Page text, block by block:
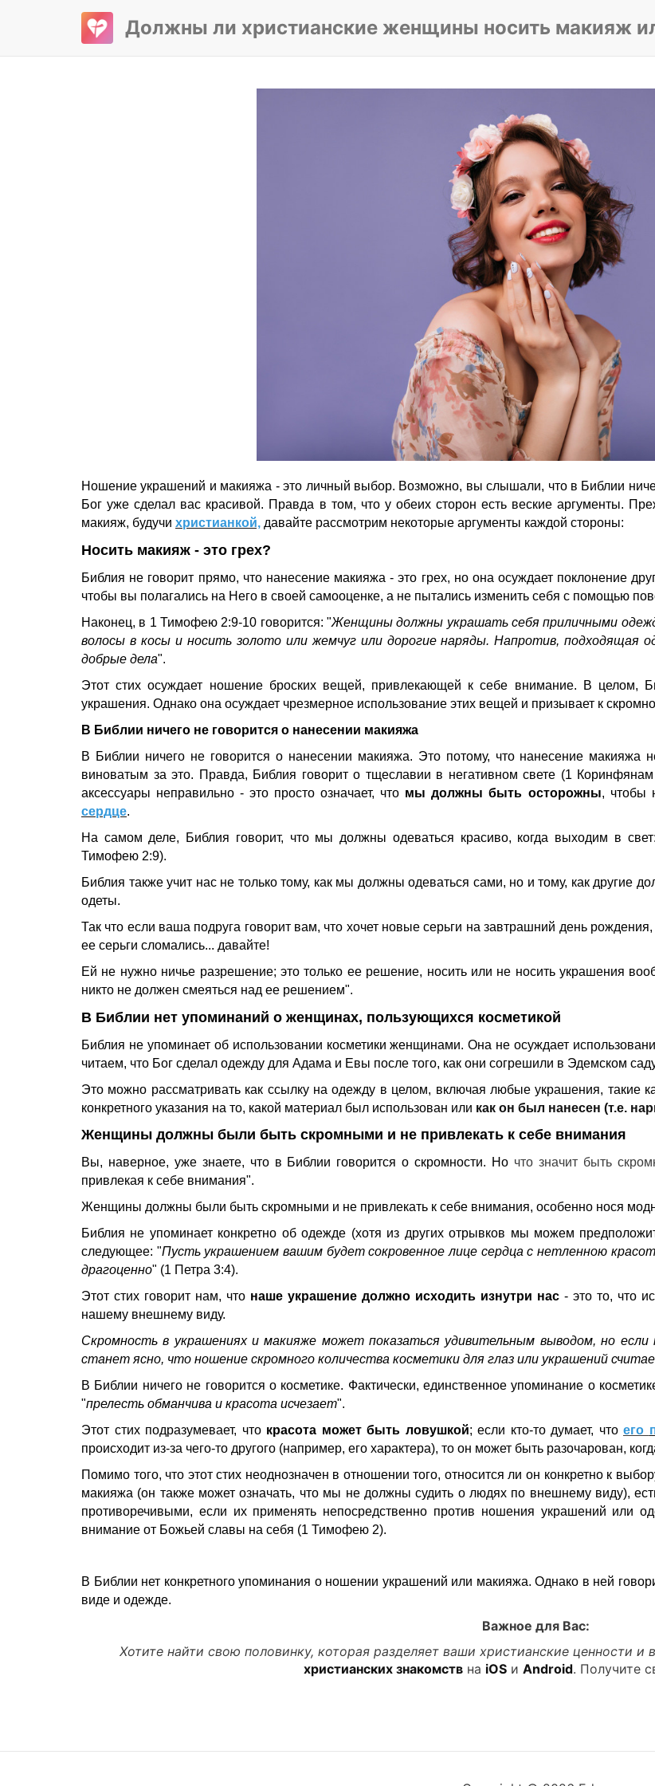
Должны ли христианские женщины носить макияж
Ношение украшений и макияжа - это личный выбор. Возможно, вы слышали, что в Библии
Бог уже сделал вас красивой. Правда в том, что у обеих сторон есть веские аргументы.
макияж, будучи христианкой, давайте рассмотрим некоторые аргументы каждой стороны:
Носить макияж - это грех?
Библия не говорит прямо, что нанесение макияжа - это грех, но она осуждает поклонение
чтобы вы полагались на Него в своей самооценке, а не пытались изменить себя с помощью
Наконец, в 1 Тимофею 2:9-10 говорится: "Женщины должны украшать себя приличными
волосы в косы и носить золото или жемчуг или дорогие наряды. Напротив, подходящая
добрые дела".
Этот стих осуждает ношение броских вещей, привлекающей к себе внимание. В целом,
украшения. Однако она осуждает чрезмерное использование этих вещей и призывает к
В Библии ничего не говорится о нанесении макияжа
В Библии ничего не говорится о нанесении макияжа. Это потому, что нанесение макияжа
виноватым за это. Правда, Библия говорит о тщеславии в негативном свете (1
аксессуары неправильно - это просто означает, что мы должны быть осторожны, чтобы
сердце.
На самом деле, Библия говорит, что мы должны одеваться красиво, когда выходим в
Тимофею 2:9).
Библия также учит нас не только тому, как мы должны одеваться сами, но и тому, как другие
одеты.
Так что если ваша подруга говорит вам, что хочет новые серьги на завтрашний день
ее серьги сломались... давайте!
Ей не нужно ничье разрешение; это только ее решение, носить или не носить украшения
никто не должен смеяться над ее решением".
В Библии нет упоминаний о женщинах, пользующихся косметикой
Библия не упоминает об использовании косметики женщинами. Она не осуждает
читаем, что Бог сделал одежду для Адама и Евы после того, как они согрешили в Эдемском
Это можно рассматривать как ссылку на одежду в целом, включая любые украшения, такие
конкретного указания на то, какой материал был использован или как он был нанесен (т.е.
Женщины должны были быть скромными и не привлекать к себе внимания
Вы, наверное, уже знаете, что в Библии говорится о скромности. Но что значит быть
привлекая к себе внимания".
Женщины должны были быть скромными и не привлекать к себе внимания, особенно нося
Библия не упоминает конкретно об одежде (хотя из других отрывков мы можем
следующее: "Пусть украшением вашим будет сокровенное лице сердца с нетленною
драгоценно" (1 Петра 3:4).
Этот стих говорит нам, что наше украшение должно исходить изнутри нас - это то, что
нашему внешнему виду.
Скромность в украшениях и макияже может показаться удивительным выводом, но
станет ясно, что ношение скромного количества косметики для глаз или украшений
В Библии ничего не говорится о косметике. Фактически, единственное упоминание о
"прелесть обманчива и красота исчезает".
Этот стих подразумевает, чтокрасота может быть ловушкой; если кто-то думает, что его
происходит из-за чего-то другого (например, его характера), то он может быть разочарован,
Помимо того, что этот стих неоднозначен в отношении того, относится ли он конкретно к
макияжа (он также может означать, что мы не должны судить о людях по внешнему виду),
противоречивыми, если их применять непосредственно против ношения украшений или
внимание от Божьей славы на себя (1 Тимофею 2).
В Библии нет конкретного упоминания о ношении украшений или макияжа. Однако в ней
виде и одежде.
Важное для Вас:
Хотите найти свою половинку, которая разделяет ваши христианские ценности и
христианских знакомствна iOSи Android. Получите